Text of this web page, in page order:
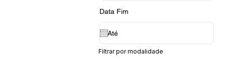
Data Fim
Filtrar por modalidade